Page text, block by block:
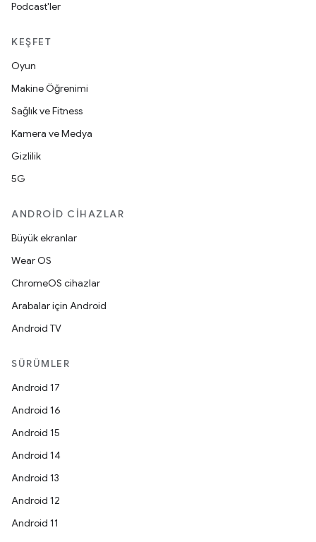
Podcast'ler
KEŞFET
Oyun
Makine Öğrenimi
Sağlık ve Fitness
Kamera ve Medya
Gizlilik
5G
ANDROID CIHAZLAR
Büyük ekranlar
Wear OS
ChromeOS cihazlar
Arabalar için Android
Android TV
SÜRÜMLER
Android 17
Android 16
Android 15
Android 14
Android 13
Android 12
Android 11